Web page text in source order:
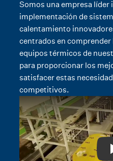
Somos una empresa líder
implementación de
calentamiento
centrados en comprender
equipos térmicos de
para proporcionar los
satisfacer estas
competitivos.